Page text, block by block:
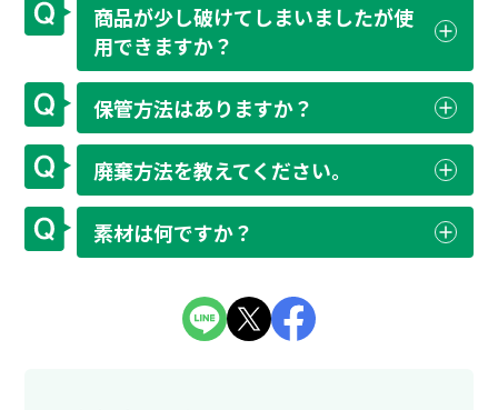
商品が少し破けてしまいましたが使
用できますか？
保管方法はありますか？
廃棄方法を教えてください。
素材は何ですか？